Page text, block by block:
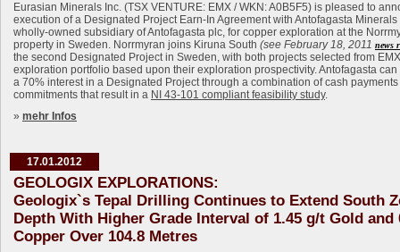
Eurasian Minerals Inc. (TSX VENTURE: EMX / WKN: A0B5F5) is pleased to
execution of a Designated Project Earn-In Agreement with Antofagasta Minerals
wholly-owned subsidiary of Antofagasta plc, for copper exploration at the
property in Sweden. Norrmyran joins Kiruna South (see February 18, 2011 news
the second Designated Project in Sweden, with both projects selected from
exploration portfolio based upon their exploration prospectivity. Antofagasta can
a 70% interest in a Designated Project through a combination of cash
commitments that result in a NI 43-101 compliant feasibility study.
» mehr Infos
17.01.2012
GEOLOGIX EXPLORATIONS:
Geologix`s Tepal Drilling Continues to Extend South
Depth With Higher Grade Interval of 1.45 g/t Gold and
Copper Over 104.8 Metres